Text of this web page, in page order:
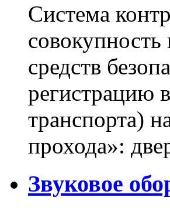
Система
средств
регистрацию
транспорта)
прохода»:
Звуковое